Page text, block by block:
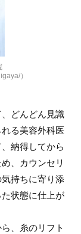
）
どんどん見識
る美容外科医
納得してから
、カウンセリ
持ちに寄り添
状態に仕上が
、糸のリフト